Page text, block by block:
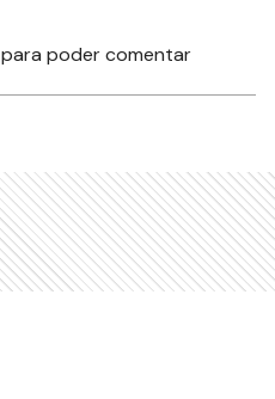
para poder comentar